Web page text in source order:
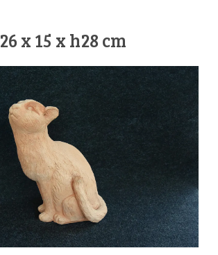
26 x 15 x h28 cm